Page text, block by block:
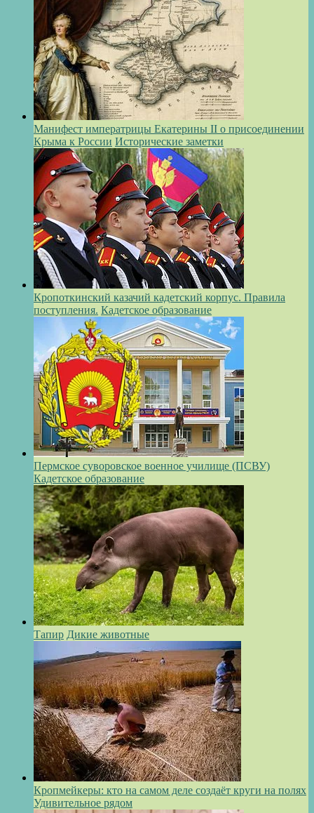
Манифест императрицы Екатерины II о присоединении
Крыма к России Исторические заметки
Кропоткинский казачий кадетский корпус. Правила
поступления. Кадетское образование
Пермское суворовское военное училище (ПСВУ)
Кадетское образование
Тапир Дикие животные
Кропмейкеры: кто на самом деле создаёт круги на полях
Удивительное рядом